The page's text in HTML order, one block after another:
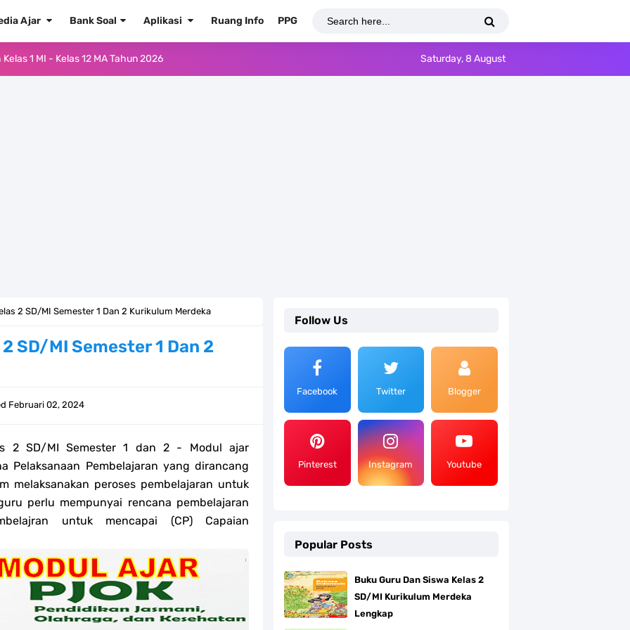
Ajar Bank Soal Aplikasi Ruang Info PPG
1 MI - Kelas 12 MA Tahun 2026
MI Tahun 2026
Merdeka Tahun 2026
2 Kurikulum Merdeka Tahun 2026
2026
Modul Pedagogik SKI PPG 2025
Saturday, 8 August
2 SD/MI Semester 1 Dan 2 Kurikulum Merdeka
SD/MI Semester 1 Dan 2
Februari 02, 2024
2 SD/MI Semester 1 dan 2 - Modul ajar
Pelaksanaan Pembelajaran yang dirancang
melaksanakan peroses pembelajaran untuk
perlu mempunyai rencana pembelajaran
untuk mencapai (CP) Capaian
Follow Us
Facebook Twitter Blogger
Pinterest Instagram Youtube
Popular Posts
Buku Guru Dan Siswa Kelas 2
SD/MI Kurikulum Merdeka
Lengkap